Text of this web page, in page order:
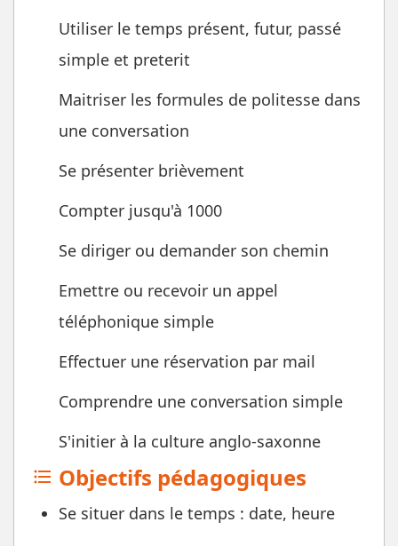
Utiliser le temps présent, futur, passé
simple et preterit
Maitriser les formules de politesse dans
une conversation
Se présenter brièvement
Compter jusqu'à 1000
Se diriger ou demander son chemin
Emettre ou recevoir un appel
téléphonique simple
Effectuer une réservation par mail
Comprendre une conversation simple
S'initier à la culture anglo-saxonne
format_list_bulleted Objectifs pédagogiques
Se situer dans le temps : date, heure